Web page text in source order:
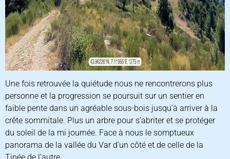
Une fois retrouvée la quiétude nous ne rencontrerons plus
personne et la progression se poursuit sur un sentier en
faible pente dans un agréable sous-bois jusqu’à arriver à la
crête sommitale. Plus un arbre pour s’abriter et se protéger
du soleil de la mi journée. Face à nous le somptueux
panorama de la vallée du Var d’un côté et de celle de la